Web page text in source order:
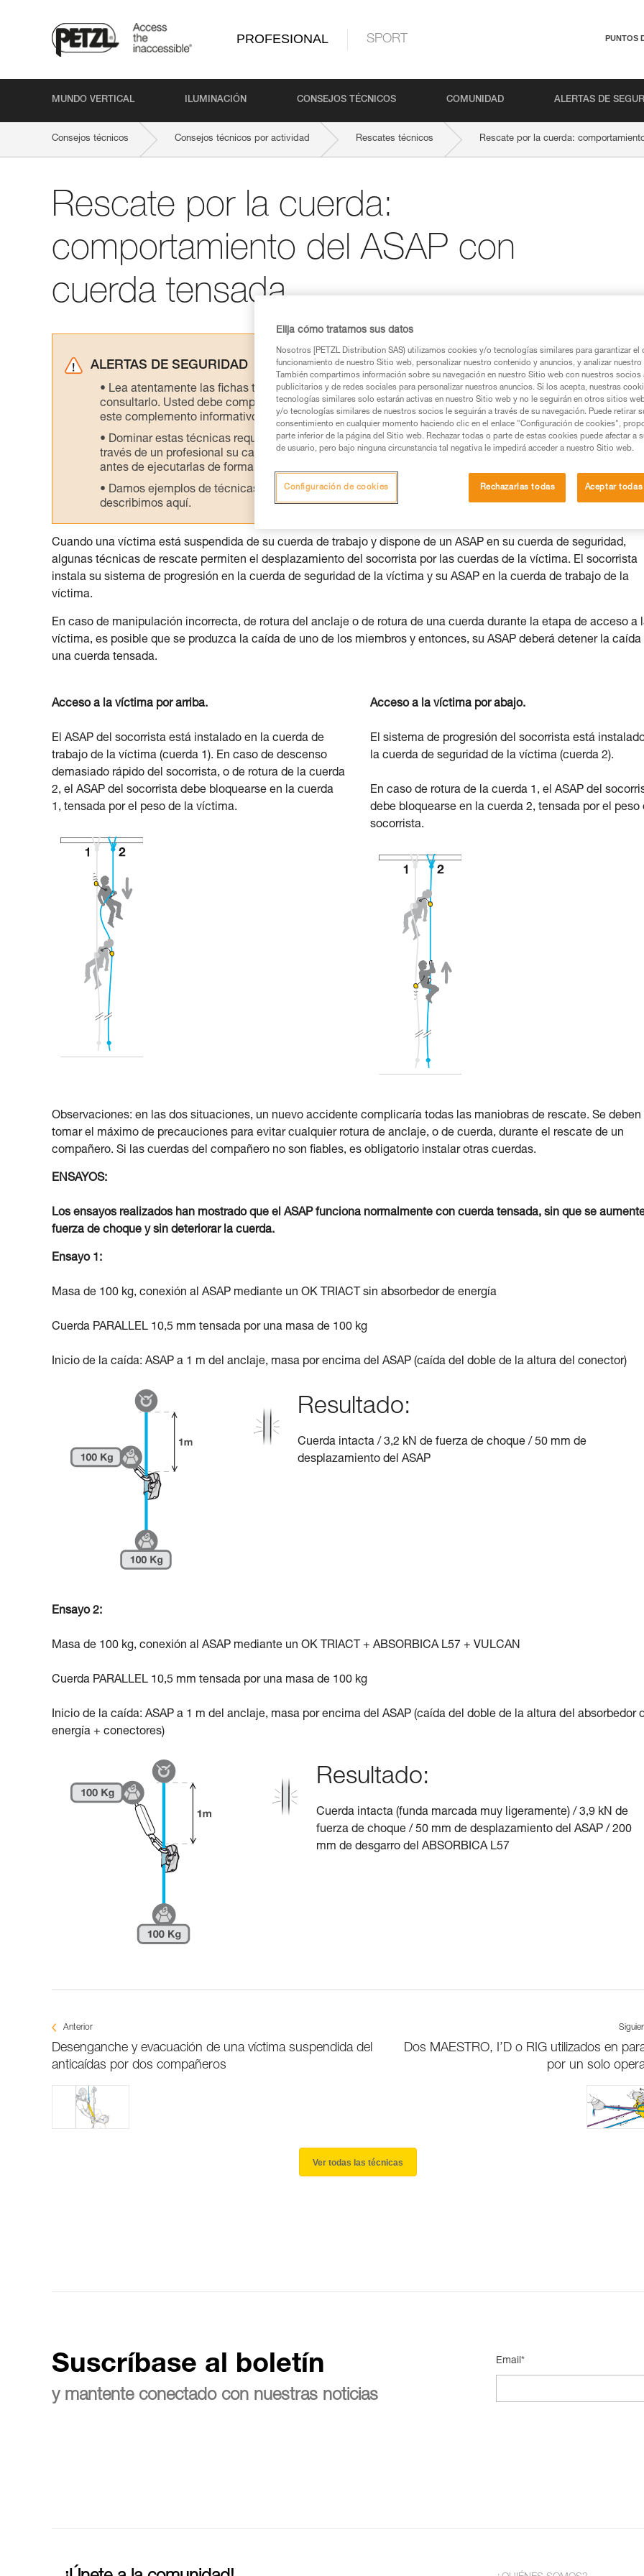
PROFESIONAL SPORT PUNTOS
MUNDO VERTICAL ILUMINACIÓN CONSEJOS TÉCNICOS COMUNIDAD ALERTAS DE
Consejos técnicos Consejos técnicos por actividad Rescates técnicos Rescate por la cuerda:
Rescate por la cuerda:
comportamiento del ASAP con
cuerda tensada
ALERTAS DE SEGURIDAD
Lea atentamente las fichas técnicas de los productos utilizados en este consejo antes de
consultarlo. Usted debe comprender la información de la ficha técnica para poder comprender
este complemento informativo.
Dominar estas técnicas requiere una formación y un entrenamiento específico. Confirme a
través de un profesional su capacidad para ejecutar estas técnicas, solo y con total seguridad,
antes de ejecutarlas de forma autónoma.
Damos ejemplos de técnicas relacionadas con su actividad. Pueden existir otras que no
describimos aquí.
Cuando una víctima está suspendida de su cuerda de trabajo y dispone de un ASAP en su cuerda de seguridad,
algunas técnicas de rescate permiten el desplazamiento del socorrista por las cuerdas de la víctima. El socorrista
instala su sistema de progresión en la cuerda de seguridad de la víctima y su ASAP en la cuerda de trabajo de la
víctima.
En caso de manipulación incorrecta, de rotura del anclaje o de rotura de una cuerda durante la etapa de acceso a
víctima, es posible que se produzca la caída de uno de los miembros y entonces, su ASAP deberá detener la caída
una cuerda tensada.
Acceso a la víctima por arriba.
El ASAP del socorrista está instalado en la cuerda de
trabajo de la víctima (cuerda 1). En caso de descenso
demasiado rápido del socorrista, o de rotura de la cuerda
2, el ASAP del socorrista debe bloquearse en la cuerda
1, tensada por el peso de la víctima.
Acceso a la víctima por abajo.
El sistema de progresión del socorrista está
la cuerda de seguridad de la víctima (cuerda 2).
En caso de rotura de la cuerda 1, el ASAP del
debe bloquearse en la cuerda 2, tensada por el peso
socorrista.
Observaciones: en las dos situaciones, un nuevo accidente complicaría todas las maniobras de rescate. Se deben
tomar el máximo de precauciones para evitar cualquier rotura de anclaje, o de cuerda, durante el rescate de un
compañero. Si las cuerdas del compañero no son fiables, es obligatorio instalar otras cuerdas.
ENSAYOS:
Los ensayos realizados han mostrado que el ASAP funciona normalmente con cuerda tensada, sin que se
fuerza de choque y sin deteriorar la cuerda.
Ensayo 1:
Masa de 100 kg, conexión al ASAP mediante un OK TRIACT sin absorbedor de energía
Cuerda PARALLEL 10,5 mm tensada por una masa de 100 kg
Inicio de la caída: ASAP a 1 m del anclaje, masa por encima del ASAP (caída del doble de la altura del conector)
Resultado:
Cuerda intacta / 3,2 kN de fuerza de choque / 50 mm de
desplazamiento del ASAP
Ensayo 2:
Masa de 100 kg, conexión al ASAP mediante un OK TRIACT + ABSORBICA L57 + VULCAN
Cuerda PARALLEL 10,5 mm tensada por una masa de 100 kg
Inicio de la caída: ASAP a 1 m del anclaje, masa por encima del ASAP (caída del doble de la altura del absorbedor
energía + conectores)
Resultado:
Cuerda intacta (funda marcada muy ligeramente) / 3,9 kN de
fuerza de choque / 50 mm de desplazamiento del ASAP / 200
mm de desgarro del ABSORBICA L57
Anterior
Desenganche y evacuación de una víctima suspendida del
anticaídas por dos compañeros
Dos MAESTRO, I’D o RIG utilizados en
por un solo
Ver todas las técnicas
Suscríbase al boletín
y mantente conectado con nuestras noticias
Email*
Elija cómo tratamos sus datos
Nosotros [PETZL Distribution SAS) utilizamos cookies y/o tecnologías similares para garantizar el
funcionamiento de nuestro Sitio web, personalizar nuestro contenido y anuncios, y analizar
También compartimos información sobre su navegación en nuestro Sitio web con nuestros socios
publicitarios y de redes sociales para personalizar nuestros anuncios. Si los acepta, nuestras
tecnologías similares solo estarán activas en nuestro Sitio web y no le seguirán en otros sitios
y/o tecnologías similares de nuestros socios le seguirán a través de su navegación. Puede retirar
consentimiento en cualquier momento haciendo clic en el enlace "Configuración de cookies",
parte inferior de la página del Sitio web. Rechazar todas o parte de estas cookies puede afectar a
de usuario, pero bajo ninguna circunstancia tal negativa le impedirá acceder a nuestro Sitio web.
Rechazarlas todas Aceptar
Configuración de cookies